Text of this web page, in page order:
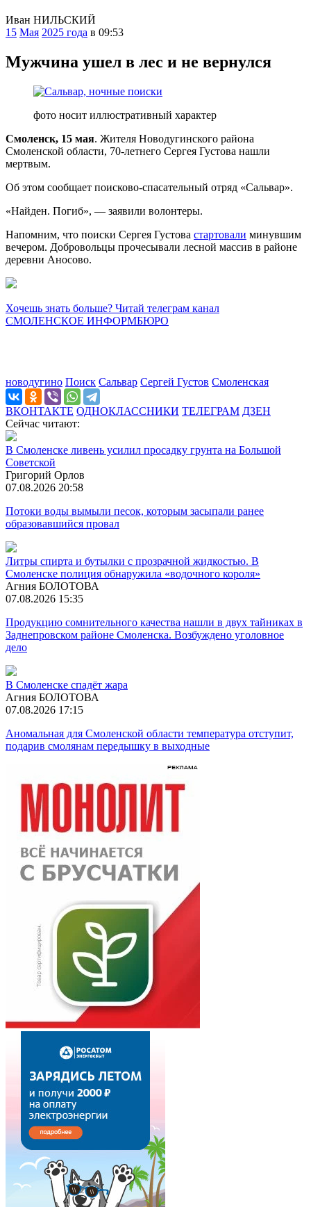
Иван НИЛЬСКИЙ
15 Мая 2025 года в 09:53
Мужчина ушел в лес и не вернулся
фото носит иллюстративный характер
Смоленск, 15 мая. Жителя Новодугинского района
Смоленской области, 70-летнего Сергея Густова нашли
мертвым.
Об этом сообщает поисково-спасательный отряд «Сальвар».
«Найден. Погиб», — заявили волонтеры.
Напомним, что поиски Сергея Густова стартовали минувшим
вечером. Добровольцы прочесывали лесной массив в районе
деревни Аносово.
Хочешь знать больше? Читай телеграм канал
СМОЛЕНСКОЕ ИНФОРМБЮРО
новодугино Поиск Сальвар Сергей Густов Смоленская
ВКОНТАКТЕ ОДНОКЛАССНИКИ ТЕЛЕГРАМ ДЗЕН
Сейчас читают:
В Смоленске ливень усилил просадку грунта на Большой
Советской
Григорий Орлов
07.08.2026 20:58
Потоки воды вымыли песок, которым засыпали ранее
образовавшийся провал
Литры спирта и бутылки с прозрачной жидкостью. В
Смоленске полиция обнаружила «водочного короля»
Агния БОЛОТОВА
07.08.2026 15:35
Продукцию сомнительного качества нашли в двух тайниках в
Заднепровском районе Смоленска. Возбуждено уголовное
дело
В Смоленске спадёт жара
Агния БОЛОТОВА
07.08.2026 17:15
Аномальная для Смоленской области температура отступит,
подарив смолянам передышку в выходные